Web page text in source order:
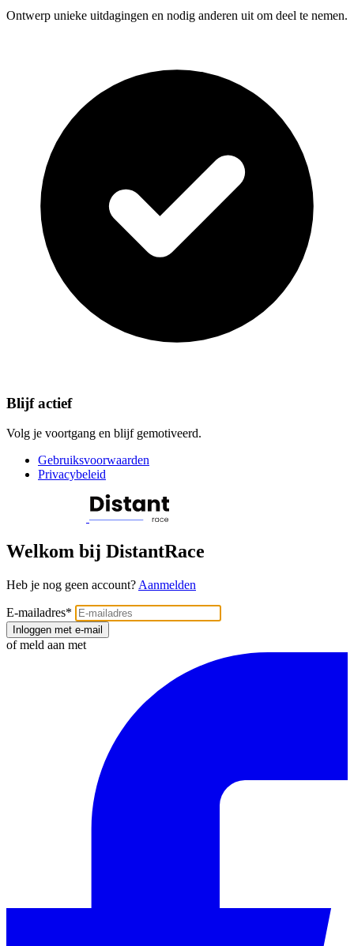
Ontwerp unieke uitdagingen en nodig anderen uit om deel te nemen.
Blijf actief
Volg je voortgang en blijf gemotiveerd.
Gebruiksvoorwaarden
Privacybeleid
Welkom bij DistantRace
Heb je nog geen account? Aanmelden
E-mailadres*
Inloggen met e-mail
of meld aan met